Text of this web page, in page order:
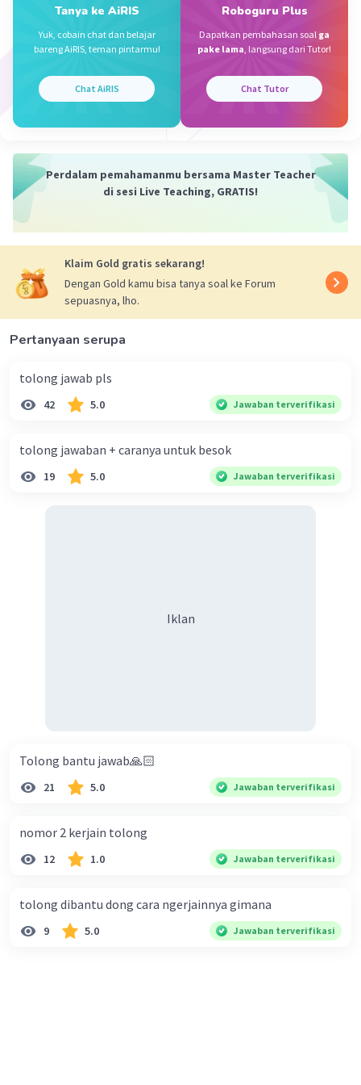
Total luas tanah - Luas tanah untuk rumah - Luas tanah
untuk kolam renang = 3 hektar - 2,76 hektar = 0,24 hektar
Kesimpulan:
Berdasarkan perhitungan di atas, jawaban yang benar
Beri Rating·0.0(0) Balas
Jawabannya=A.0,24 hektar
Beri Rating
Tanya ke AiRIS
Yuk, cobain chat dan belajar
bareng AiRIS, teman pintarmu!
Chat AiRIS
Roboguru Plus
Dapatkan pembahasan soal ga
pake lama, langsung dari Tutor!
Chat Tutor
Perdalam pemahamanmu bersama Master Teacher
di sesi Live Teaching, GRATIS!
Klaim Gold gratis sekarang!
Dengan Gold kamu bisa tanya soal ke Forum
sepuasnya, lho.
Pertanyaan serupa
tolong jawab pls
42 5.0 Jawaban terverifikasi
tolong jawaban + caranya untuk besok
19 5.0 Jawaban terverifikasi
Iklan
Tolong bantu jawab🙏🏻
21 5.0 Jawaban terverifikasi
nomor 2 kerjain tolong
12 1.0 Jawaban terverifikasi
tolong dibantu dong cara ngerjainnya gimana
9 5.0 Jawaban terverifikasi